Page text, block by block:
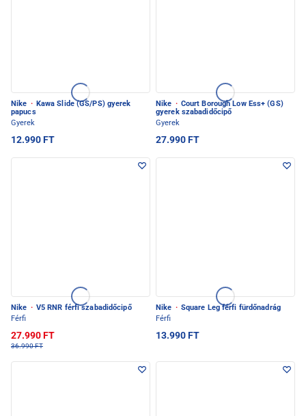
Nike · Kawa Slide (GS/PS) gyerek
papucs
Gyerek
12.990 FT
Nike · Court Borough Low Ess+ (GS)
gyerek szabadidőcipő
Gyerek
27.990 FT
Nike · V5 RNR férfi szabadidőcipő
Férfi
27.990 FT
36.990 FT
Nike · Square Leg férfi fürdőnadrág
Férfi
13.990 FT